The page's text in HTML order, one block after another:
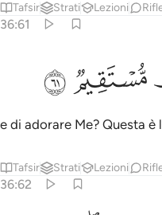
Tafsir Strati Lezioni
36:61
ﱸ ﱹ
e di adorare Me? Questa è
Tafsir Strati Lezioni
36:62